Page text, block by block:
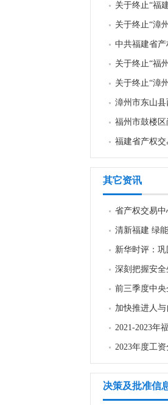
关于终止“福
关于终止“漳
中共福建省
关于终止“福
关于终止“漳
漳州市东山
福州市鼓楼
福建省产权
其它资讯
省产权交易
清新福建 绿
新华时评：
深刻把握安
前三季度中
加快推进人
2021-2023年
2023年度工
决策及批准信